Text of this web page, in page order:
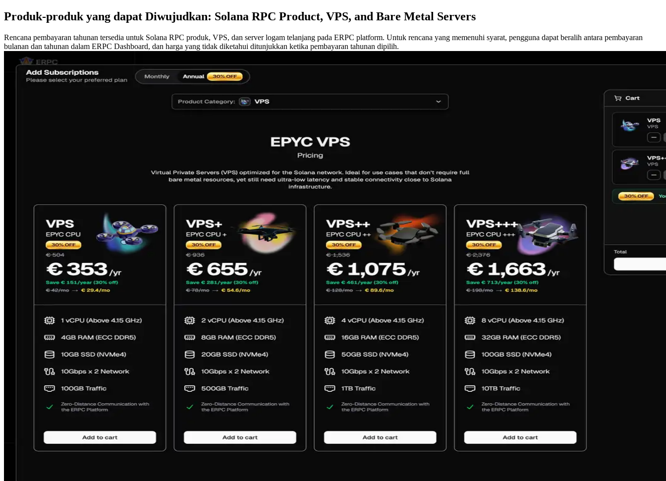
Produk-produk yang dapat Diwujudkan: Solana RPC Product, VPS, and Bare Metal Servers
Rencana pembayaran tahunan tersedia untuk Solana RPC produk, VPS, dan server logam telanjang pada ERPC platform. Untuk rencana yang memenuhi syarat, pengguna dapat beralih antara pembayaran
bulanan dan tahunan dalam ERPC Dashboard, dan harga yang tidak diketahui ditunjukkan ketika pembayaran tahunan dipilih.